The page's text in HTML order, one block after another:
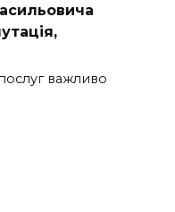
важливо